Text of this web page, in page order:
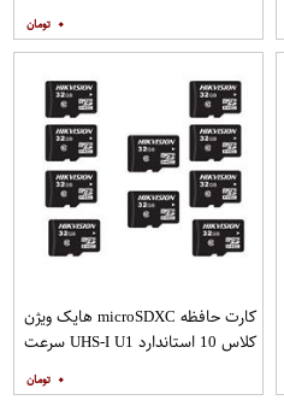
همراه آداپتور SD
۰
کارت حافظه microSDXC هایک ویژن
کلاس 10 استاندارد UHS-I U1 سرعت
10 عددی
۰